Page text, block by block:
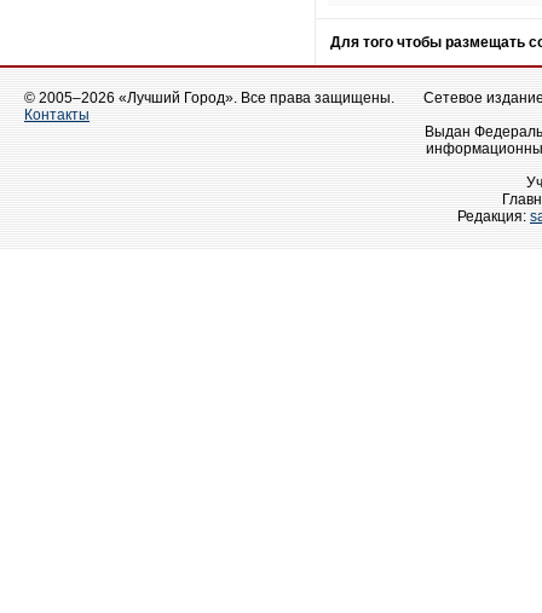
Для того чтобы размещать
© 2005–2026 «Лучший Город». Все права защищены.
Контакты
Сетевое
Выдан
Редакция: